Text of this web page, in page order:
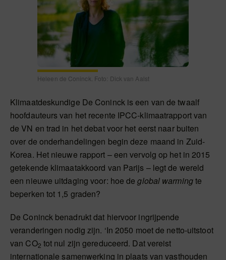
Heleen de Coninck. Foto: Dick van Aalst
Klimaatdeskundige De Coninck is een van de twaalf
hoofdauteurs van het recente IPCC-klimaatrapport van
de VN en trad in het debat voor het eerst naar buiten
over de onderhandelingen begin deze maand in Zuid-
Korea. Het nieuwe rapport – een vervolg op het in 2015
getekende klimaatakkoord van Parijs – legt de wereld
een nieuwe uitdaging voor: hoe deglobal warmingte
beperken tot 1,5 graden?
De Coninck benadrukt dat hiervoor ingrijpende
veranderingen nodig zijn. ‘In 2050 moet de netto-uitstoot
van CO2 tot nul zijn gereduceerd. Dat vereist
internationale samenwerking in plaats van vasthouden